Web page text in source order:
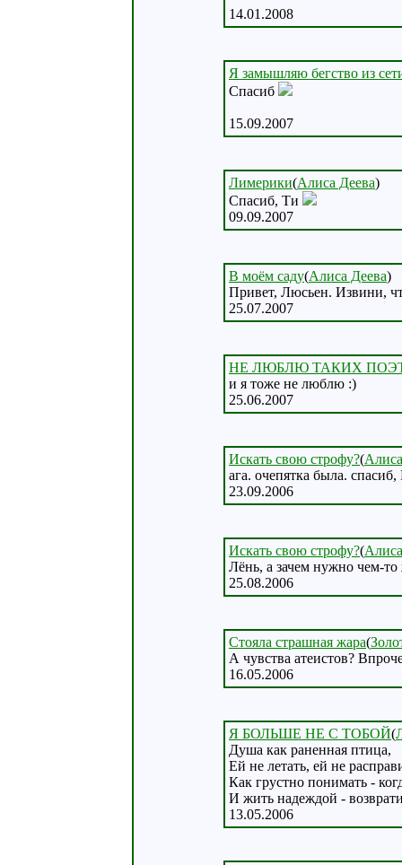
14.01.2008
Я замышляю бегство из
Спасиб
15.09.2007
Лимерики(Алиса Деева)
Спасиб, Ти
09.09.2007
В моём саду(Алиса Деева)
Привет, Люсьен. Извини,
25.07.2007
НЕ ЛЮБЛЮ ТАКИХ
и я тоже не люблю :)
25.06.2007
Искать свою строфу?(
ага. очепятка была.
23.09.2006
Искать свою строфу?(
Лёнь, а зачем нужно чем-
25.08.2006
Стояла страшная жара(
А чувства атеистов?
16.05.2006
Я БОЛЬШЕ НЕ С ТОБОЙ(
Душа как раненная птица,
Ей не летать, ей не
Как грустно понимать -
И жить надеждой -
13.05.2006